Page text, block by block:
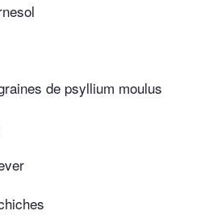
de psyllium moulus